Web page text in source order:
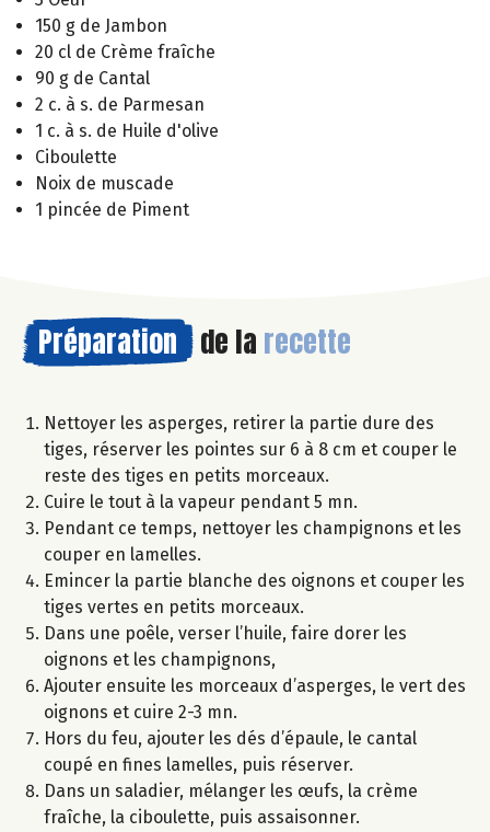
150 g de Jambon
20 cl de Crème fraîche
90 g de Cantal
2 c. à s. de Parmesan
1 c. à s. de Huile d'olive
Ciboulette
Noix de muscade
1 pincée de Piment
Préparation de la recette
Nettoyer les asperges, retirer la partie dure des
tiges, réserver les pointes sur 6 à 8 cm et couper le
reste des tiges en petits morceaux.
Cuire le tout à la vapeur pendant 5 mn.
Pendant ce temps, nettoyer les champignons et les
couper en lamelles.
Emincer la partie blanche des oignons et couper les
tiges vertes en petits morceaux.
Dans une poêle, verser l’huile, faire dorer les
oignons et les champignons,
Ajouter ensuite les morceaux d’asperges, le vert des
oignons et cuire 2-3 mn.
Hors du feu, ajouter les dés d’épaule, le cantal
coupé en fines lamelles, puis réserver.
Dans un saladier, mélanger les œufs, la crème
fraîche, la ciboulette, puis assaisonner.